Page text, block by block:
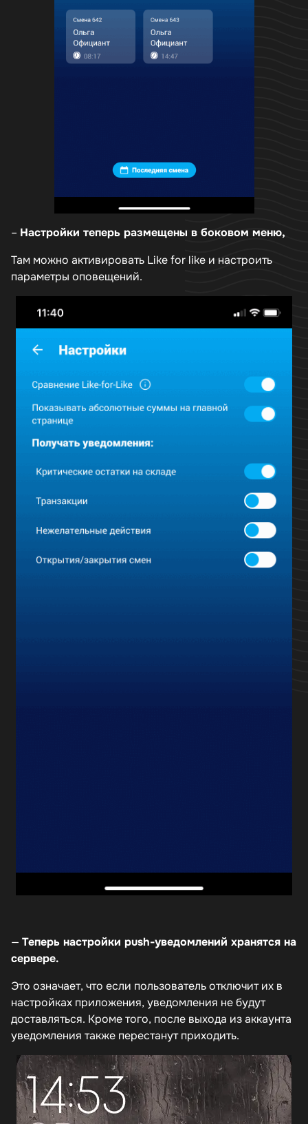
– Настройки теперь размещены в боковом меню,
Там можно активировать Like for like и настроить
параметры оповещений.
— Теперь настройки push-уведомлений хранятся на
сервере.
Это означает, что если пользователь отключит их в
настройках приложения, уведомления не будут
доставляться. Кроме того, после выхода из аккаунта
уведомления также перестанут приходить.